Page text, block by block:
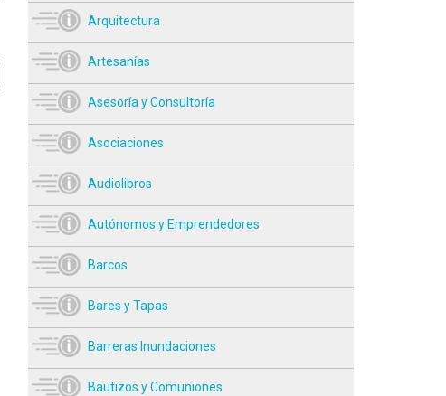
Arquitectura
Artesanías
Asesoría y Consultoría
Asociaciones
Audiolibros
Autónomos y Emprendedores
Barcos
Bares y Tapas
Barreras Inundaciones
Bautizos y Comuniones